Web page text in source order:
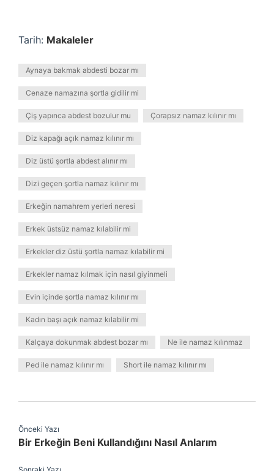
Tarih: Makaleler
Aynaya bakmak abdesti bozar mı
Cenaze namazına şortla gidilir mi
Çiş yapınca abdest bozulur mu Çorapsız namaz kılınır mı
Diz kapağı açık namaz kılınır mı
Diz üstü şortla abdest alınır mı
Dizi geçen şortla namaz kılınır mı
Erkeğin namahrem yerleri neresi
Erkek üstsüz namaz kılabilir mi
Erkekler diz üstü şortla namaz kılabilir mi
Erkekler namaz kılmak için nasıl giyinmeli
Evin içinde şortla namaz kılınır mı
Kadın başı açık namaz kılabilir mi
Kalçaya dokunmak abdest bozar mı Ne ile namaz kılınmaz
Ped ile namaz kılınır mı Short ile namaz kılınır mı
Önceki Yazı
Bir Erkeğin Beni Kullandığını Nasıl Anlarım